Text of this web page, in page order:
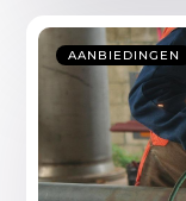
AANBIEDINGEN